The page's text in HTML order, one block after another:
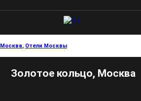
Москва, Отели Москвы
Золотое кольцо, Москва